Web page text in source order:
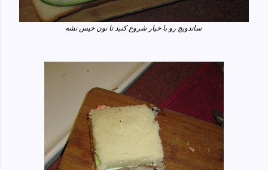
ساندویچ رو با خیار شروع کنید تا نون خیس نشه